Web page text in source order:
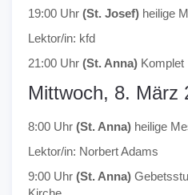
19:00 Uhr (St. Josef) heilige
Lektor/in: kfd
21:00 Uhr (St. Anna) Komplet
Mittwoch, 8. März
8:00 Uhr (St. Anna) heilige
Lektor/in: Norbert Adams
9:00 Uhr (St. Anna)